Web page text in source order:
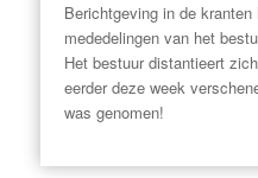
Berichtgeving in de
mededelingen van het
Het bestuur distantieert
eerder deze week
was genomen!